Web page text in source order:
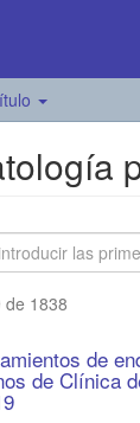
1838
de
de Clínica